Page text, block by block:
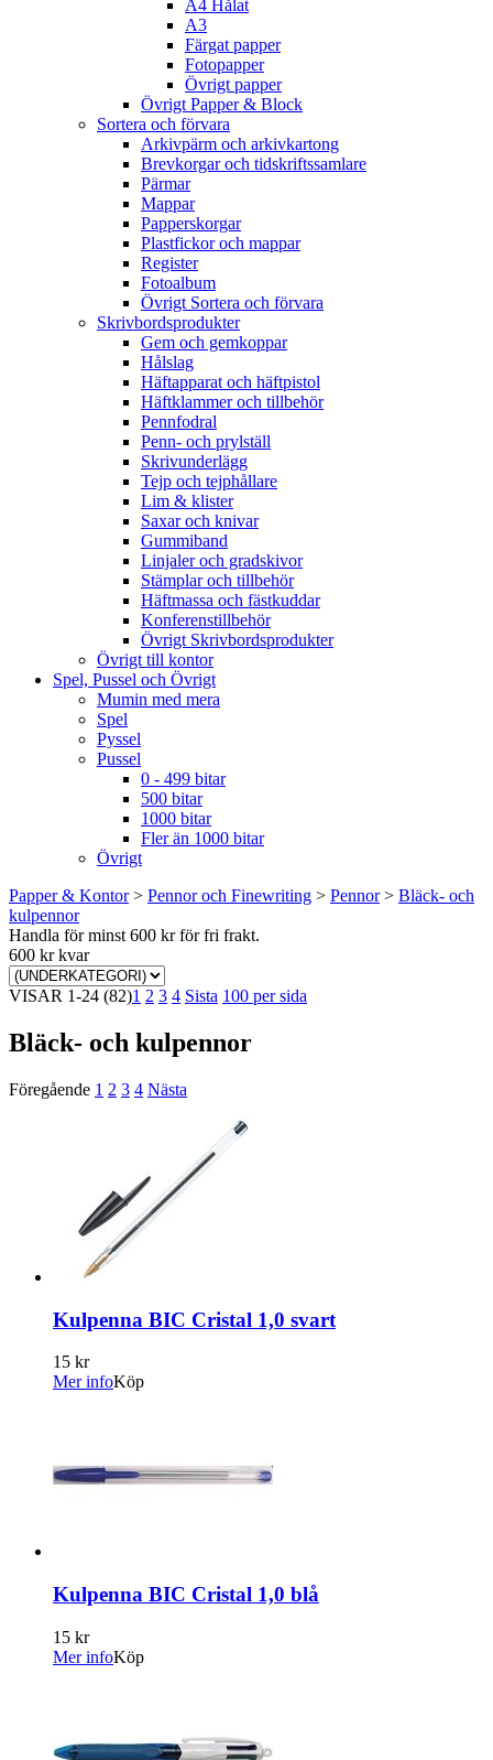
A4 Hålat
A3
Färgat papper
Fotopapper
Övrigt papper
Övrigt Papper & Block
Sortera och förvara
Arkivpärm och arkivkartong
Brevkorgar och tidskriftssamlare
Pärmar
Mappar
Papperskorgar
Plastfickor och mappar
Register
Fotoalbum
Övrigt Sortera och förvara
Skrivbordsprodukter
Gem och gemkoppar
Hålslag
Häftapparat och häftpistol
Häftklammer och tillbehör
Pennfodral
Penn- och prylställ
Skrivunderlägg
Tejp och tejphållare
Lim & klister
Saxar och knivar
Gummiband
Linjaler och gradskivor
Stämplar och tillbehör
Häftmassa och fästkuddar
Konferenstillbehör
Övrigt Skrivbordsprodukter
Övrigt till kontor
Spel, Pussel och Övrigt
Mumin med mera
Spel
Pyssel
Pussel
0 - 499 bitar
500 bitar
1000 bitar
Fler än 1000 bitar
Övrigt
Papper & Kontor> Pennor och Finewriting > Pennor> Bläck- och
kulpennor
Handla för minst 600 kr för fri frakt.
600 kr kvar
VISAR 1-24 (82)1 2 3 4 Sista 100 per sida
Bläck- och kulpennor
Föregående 1 2 3 4 Nästa
Kulpenna BIC Cristal 1,0 svart
15 kr
Mer infoKöp
Kulpenna BIC Cristal 1,0 blå
15 kr
Mer infoKöp